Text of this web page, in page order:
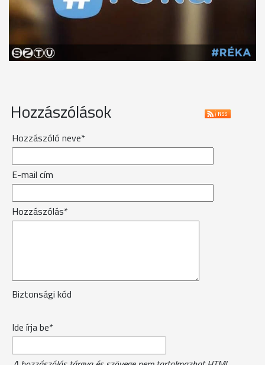
Hozzászólások
Hozzászóló neve*
E-mail cím
Hozzászólás*
Biztonsági kód
Ide írja be*